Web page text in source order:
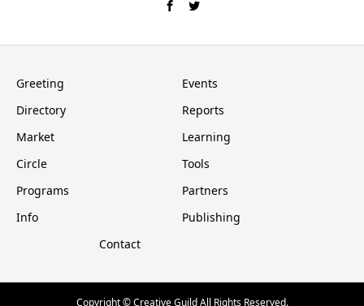
Greeting
Events
Directory
Reports
Market
Learning
Circle
Tools
Programs
Partners
Info
Publishing
Contact
Copyright © Creative Guild All Rights Reserved.